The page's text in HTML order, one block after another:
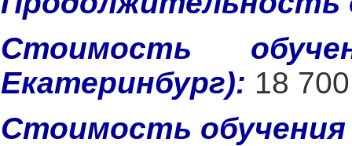
Стоимость
Екатеринбург): 18
Стоимость обучения